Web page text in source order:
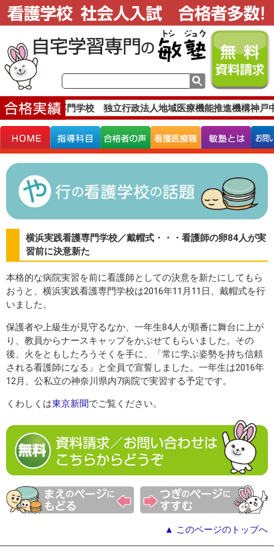
。松本看護専門学校 独立行政法人地域医療機能推進機構神戸
横浜実践看護専門学校／戴帽式・・・看護師の卵84人が実
習前に決意新た
本格的な病院実習を前に看護師としての決意を新たにしてもら
おうと、横浜実践看護専門学校は2016年11月11日、戴帽式を行
いました。
保護者や上級生が見守るなか、一年生84人が順番に舞台に上が
り、教員からナースキャップをかぶせてもらいました。その
後、火をともしたろうそくを手に、「常に学ぶ姿勢を持ち信頼
される看護師になる」と全員で宣誓しました。一年生は2016年
12月、公私立の神奈川県内7病院で実習する予定です。
くわしくは東京新聞でご覧ください。
▲ このページのトップへ